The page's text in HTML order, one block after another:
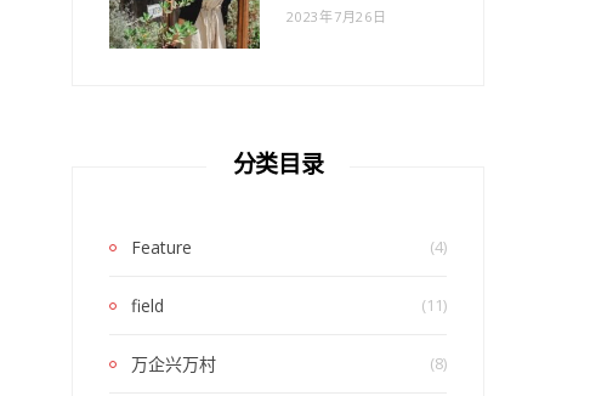
2023年7月26日
分类目录
Feature (4)
field (11)
万企兴万村 (8)